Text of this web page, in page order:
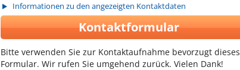
Informationen zu den angezeigten Kontaktdaten
Kontaktformular
Bitte verwenden Sie zur Kontaktaufnahme bevorzugt dieses
Formular. Wir rufen Sie umgehend zurück. Vielen Dank!